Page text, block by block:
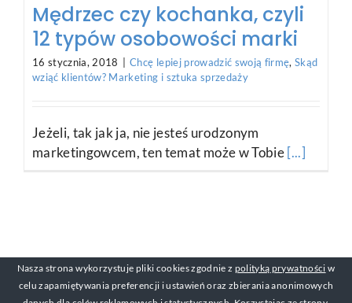
Mędrzec czy kochanka, czyli
12 typów osobowości marki
16 stycznia, 2018 Chcę lepiej prowadzić swoją firmę,Skąd
wziąć klientów? Marketing i sztuka sprzedaży
Jeżeli, tak jak ja, nie jesteś urodzonym
marketingowcem, ten temat może w Tobie [...]
Nasza strona wykorzystuje pliki cookies zgodnie z polityką prywatności w
celu zapamiętywania preferencji i ustawień oraz zbierania anonimowych